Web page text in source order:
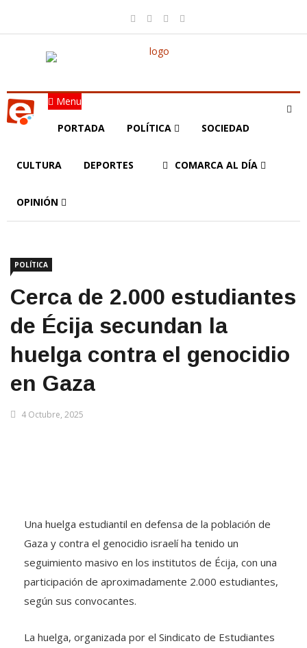
Menu
PORTADA POLÍTICA SOCIEDAD
CULTURA DEPORTES COMARCA AL DÍA
OPINIÓN
POLÍTICA
Cerca de 2.000 estudiantes
de Écija secundan la
huelga contra el genocidio
en Gaza
4 Octubre, 2025
Una huelga estudiantil en defensa de la población de
Gaza y contra el genocidio israelí ha tenido un
seguimiento masivo en los institutos de Écija, con una
participación de aproximadamente 2.000 estudiantes,
según sus convocantes.
La huelga, organizada por el Sindicato de Estudiantes